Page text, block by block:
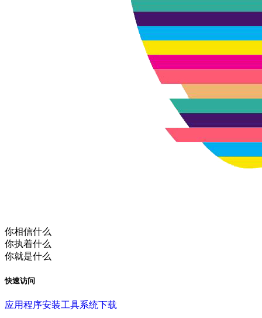
你相信什么
你执着什么
你就是什么
快速访问
应用程序安装工具系统下载